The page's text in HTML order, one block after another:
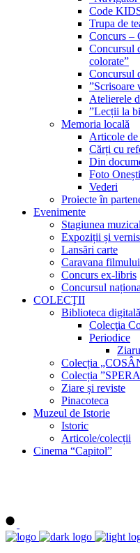
Code
Trupa de
Concurs –
Concursul
colorate”
Concursul
”Scrisoare
Atelierele
”Lecții la
Memoria locală
Articole de
Cărți cu
Din
Foto
Vederi
Proiecte în
Evenimente
Stagiunea
Expoziții și
Lansări carte
Caravana
Concurs ex-libris
Concursul
COLECŢII
Biblioteca digitală
Colecţia
Periodice
Colecția
Colecția
Ziare și reviste
Pinacoteca
Muzeul de Istorie
Istoric
Articole/colecții
Cinema “Capitol”